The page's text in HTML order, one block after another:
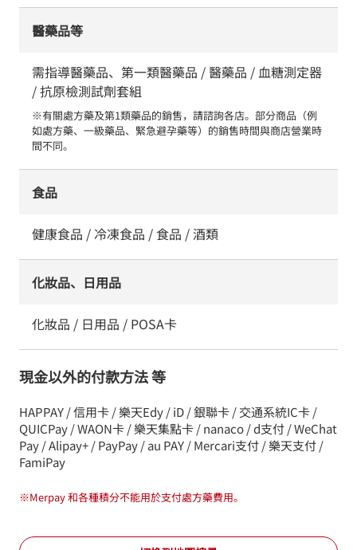
醫藥品等
需指導醫藥品、第一類醫藥品 / 醫藥品 / 血糖測定器
/ 抗原檢測試劑套組
※有關處方藥及第1類藥品的銷售，請諮詢各店。部分商品（例
如處方藥、一級藥品、緊急避孕藥等）的銷售時間與商店營業時
間不同。
食品
健康食品 / 冷凍食品 / 食品 / 酒類
化妝品、日用品
化妝品 / 日用品 / POSA卡
現金以外的付款方法 等
HAPPAY / 信用卡 / 樂天Edy / iD / 銀聯卡 / 交通系統IC卡 /
QUICPay / WAON卡 / 樂天集點卡 / nanaco / d支付 / WeChat
Pay / Alipay+ / PayPay / au PAY / Mercari支付 / 樂天支付 /
FamiPay
※Merpay 和各種積分不能用於支付處方藥費用。